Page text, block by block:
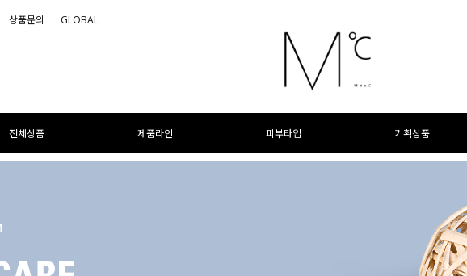
상품문의 GLOBAL
전체상품 제품라인 피부타입 기획상품